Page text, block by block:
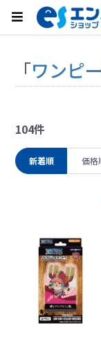
「ワンピ
104件
新着順 価格